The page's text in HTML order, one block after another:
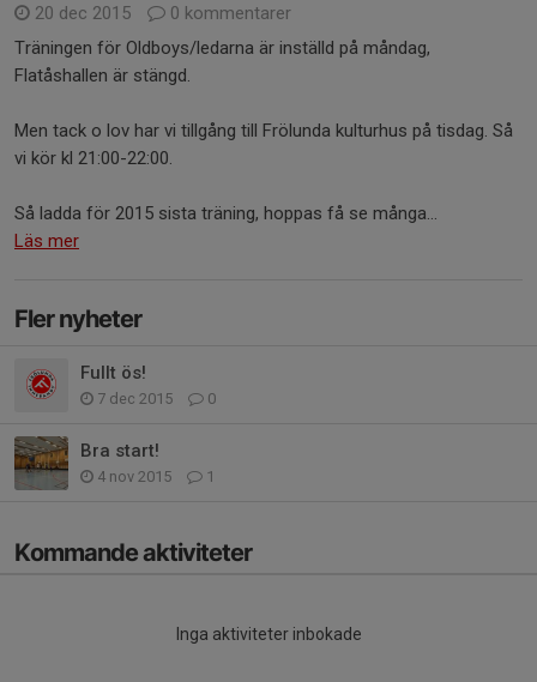
20 dec 2015
0 kommentarer
Träningen för Oldboys/ledarna är inställd på måndag,
Flatåshallen är stängd.
Men tack o lov har vi tillgång till Frölunda kulturhus på tisdag. Så
vi kör kl 21:00-22:00.
Så ladda för 2015 sista träning, hoppas få se många...
Läs mer
Fler nyheter
Fullt ös!
7 dec 2015 0
Bra start!
4 nov 2015 1
Kommande aktiviteter
Inga aktiviteter inbokade